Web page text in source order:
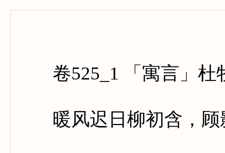
卷525_1 「寓言」杜
暖风迟日柳初含，顾